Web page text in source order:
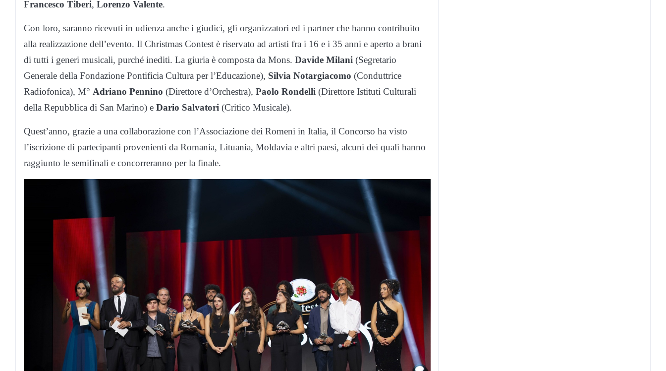
Francesco Tiberi, Lorenzo Valente.
Con loro, saranno ricevuti in udienza anche i giudici, gli organizzatori ed i partner che hanno contribuito
alla realizzazione dell’evento. Il Christmas Contest è riservato ad artisti fra i 16 e i 35 anni e aperto a brani
di tutti i generi musicali, purché inediti. La giuria è composta da Mons. Davide Milani (Segretario
Generale della Fondazione Pontificia Cultura per l’Educazione), Silvia Notargiacomo (Conduttrice
Radiofonica), M° Adriano Pennino (Direttore d’Orchestra), Paolo Rondelli (Direttore Istituti Culturali
della Repubblica di San Marino) e Dario Salvatori (Critico Musicale).
Quest’anno, grazie a una collaborazione con l’Associazione dei Romeni in Italia, il Concorso ha visto
l’iscrizione di partecipanti provenienti da Romania, Lituania, Moldavia e altri paesi, alcuni dei quali hanno
raggiunto le semifinali e concorreranno per la finale.